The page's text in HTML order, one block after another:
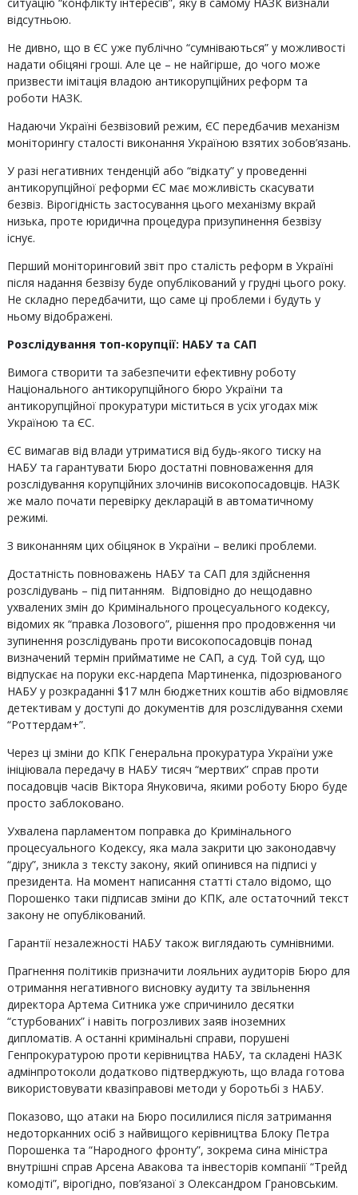
відсутньою.
Не дивно, що в ЄС уже публічно “сумніваються” у можливості
надати обіцяні гроші. Але це – не найгірше, до чого може
призвести імітація владою антикорупційних реформ та
роботи НАЗК.
Надаючи Україні безвізовий режим, ЄС передбачив механізм
моніторингу сталості виконання Україною взятих зобов’язань.
У разі негативних тенденцій або “відкату” у проведенні
антикорупційної реформи ЄС має можливість скасувати
безвіз. Вірогідність застосування цього механізму вкрай
низька, проте юридична процедура призупинення безвізу
існує.
Перший моніторинговий звіт про сталість реформ в Україні
після надання безвізу буде опублікований у грудні цього року.
Не складно передбачити, що саме ці проблеми і будуть у
ньому відображені.
Розслідування топ-корупції: НАБУ та САП
Вимога створити та забезпечити ефективну роботу
Національного антикорупційного бюро України та
антикорупційної прокуратури міститься в усіх угодах між
Україною та ЄС.
ЄС вимагав від влади утриматися від будь-якого тиску на
НАБУ та гарантувати Бюро достатні повноваження для
розслідування корупційних злочинів високопосадовців. НАЗК
же мало почати перевірку декларацій в автоматичному
режимі.
З виконанням цих обіцянок в України – великі проблеми.
Достатність повноважень НАБУ та САП для здійснення
розслідувань – під питанням. Відповідно до нещодавно
ухвалених змін до Кримінального процесуального кодексу,
відомих як “правка Лозового”, рішення про продовження чи
зупинення розслідувань проти високопосадовців понад
визначений термін прийматиме не САП, а суд. Той суд, що
відпускає на поруки екс-нардепа Мартиненка, підозрюваного
НАБУ у розкраданні $17 млн бюджетних коштів або відмовляє
детективам у доступі до документів для розслідування схеми
“Роттердам+”.
Через ці зміни до КПК Генеральна прокуратура України уже
ініціювала передачу в НАБУ тисяч “мертвих” справ проти
посадовців часів Віктора Януковича, якими роботу Бюро буде
просто заблоковано.
Ухвалена парламентом поправка до Кримінального
процесуального Кодексу, яка мала закрити цю законодавчу
“діру”, зникла з тексту закону, який опинився на підписі у
президента. На момент написання статті стало відомо, що
Порошенко таки підписав зміни до КПК, але остаточний текст
закону не опублікований.
Гарантії незалежності НАБУ також виглядають сумнівними.
Прагнення політиків призначити лояльних аудиторів Бюро для
отримання негативного висновку аудиту та звільнення
директора Артема Ситника уже спричинило десятки
“стурбованих” і навіть погрозливих заяв іноземних
дипломатів. А останні кримінальні справи, порушені
Генпрокуратурою проти керівництва НАБУ, та складені НАЗК
адмінпротоколи додатково підтверджують, що влада готова
використовувати квазіправові методи у боротьбі з НАБУ.
Показово, що атаки на Бюро посилилися після затримання
недоторканних осіб з найвищого керівництва Блоку Петра
Порошенка та “Народного фронту”, зокрема сина міністра
внутрішні справ Арсена Авакова та інвесторів компанії “Трейд
комодіті”, вірогідно, пов’язаної з Олександром Грановським.